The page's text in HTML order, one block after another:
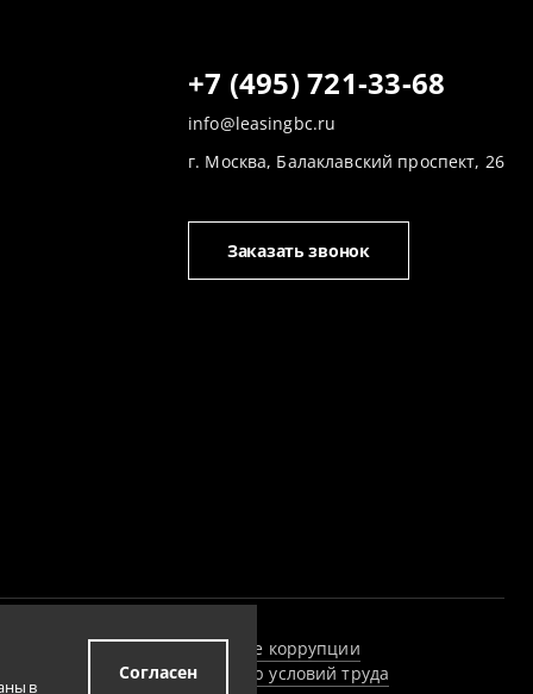
+7 (495) 721-33-68
info@leasingbc.ru
г. Москва, Балаклавский проспект, 26
Заказать звонок
гарантии
Противодействие коррупции
мероприятий по улучшению условий труда
в
Согласен